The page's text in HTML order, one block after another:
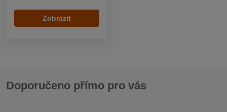
Zobrazit
Doporučeno přímo pro vás